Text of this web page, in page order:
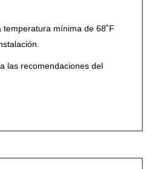
temperatura mínima de 68˚F
las recomendaciones del